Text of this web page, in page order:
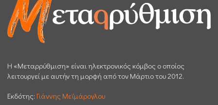
H «Μεταρρύθμιση» είναι ηλεκτρονικός κόμβος ο οποίος
λειτουργεί με αυτήν τη μορφή από τον Μάρτιο του 2012.
Εκδότης: Γιάννης Μεϊμάρογλου